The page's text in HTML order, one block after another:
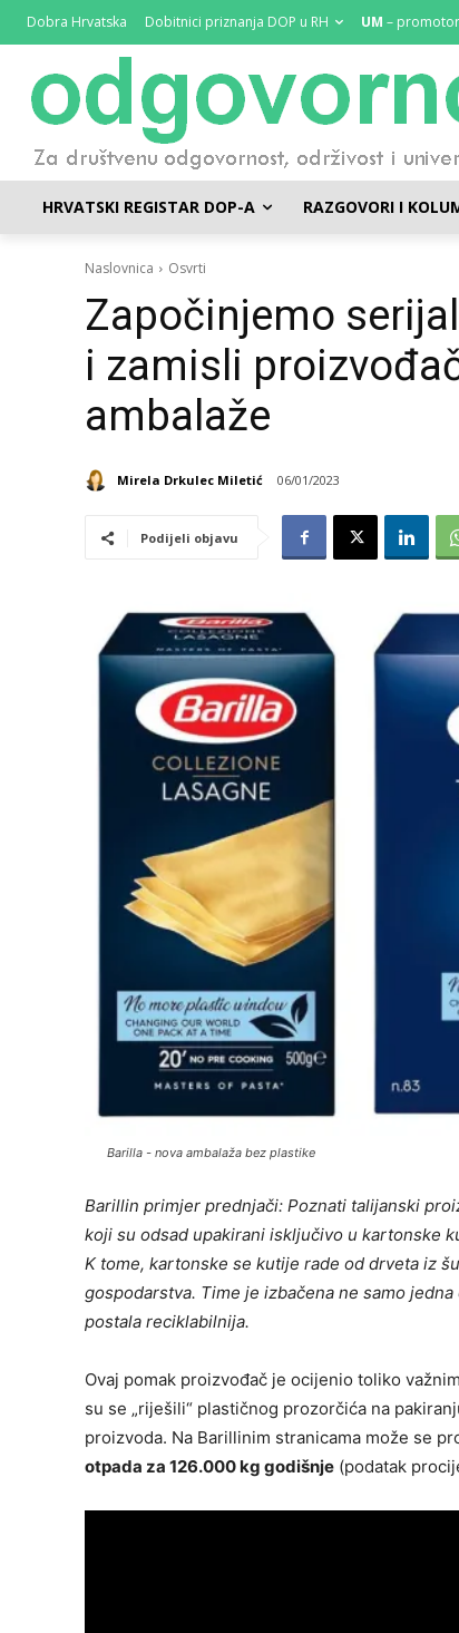
Dobra Hrvatska Dobitnici priznanja DOP u RH UM –
HRVATSKI REGISTAR DOP-A RAZGOVORI I
Naslovnica Osvrti
Započinjemo
i zamisli
ambalaže
Mirela Drkulec Miletić 06/01/2023
Podijeli objavu
Barilla - nova ambalaža bez plastike
Barillin primjer prednjači: Poznati talijanski
koji su odsad upakirani isključivo u kartonske
K tome, kartonske se kutije rade od drveta iz
gospodarstva. Time je izbačena ne samo
postala reciklabilnija.
Ovaj pomak proizvođač je ocijenio toliko
su se „riješili“ plastičnog prozorčića na
proizvoda. Na Barillinim stranicama može se
otpada za 126.000 kg godišnje (podatak